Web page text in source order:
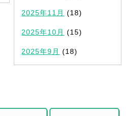
2025年11月 (18)
2025年10月 (15)
2025年9月 (18)